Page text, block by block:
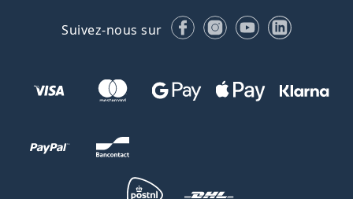
Suivez-nous sur FacebookInstagram
YouTubeLinkedIn